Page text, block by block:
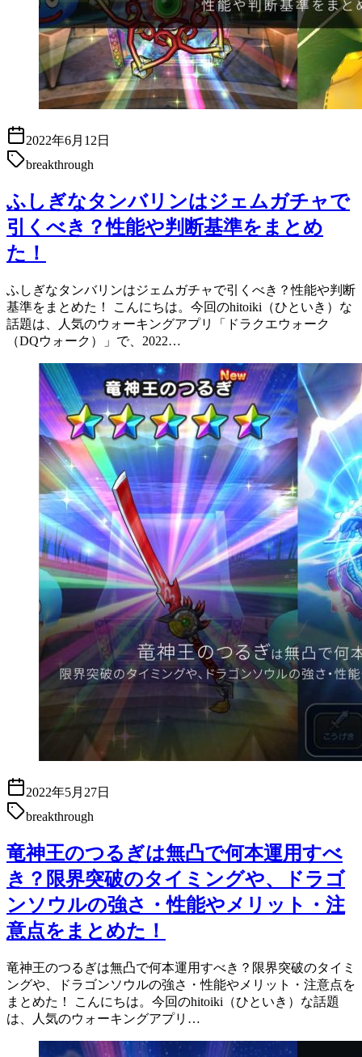
2022年6月12日
breakthrough
ふしぎなタンバリンはジェムガチャで
引くべき？性能や判断基準をまとめ
た！
ふしぎなタンバリンはジェムガチャで引くべき？性能や判断
基準をまとめた！ こんにちは。今回のhitoiki（ひといき）な
話題は、人気のウォーキングアプリ「ドラクエウォーク
（DQウォーク）」で、2022…
2022年5月27日
breakthrough
竜神王のつるぎは無凸で何本運用すべ
き？限界突破のタイミングや、ドラゴ
ンソウルの強さ・性能やメリット・注
意点をまとめた！
竜神王のつるぎは無凸で何本運用すべき？限界突破のタイミ
ングや、ドラゴンソウルの強さ・性能やメリット・注意点を
まとめた！ こんにちは。今回のhitoiki（ひといき）な話題
は、人気のウォーキングアプリ…